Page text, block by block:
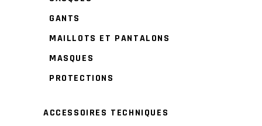
GANTS
MAILLOTS ET PANTALONS
MASQUES
PROTECTIONS
ACCESSOIRES TECHNIQUES